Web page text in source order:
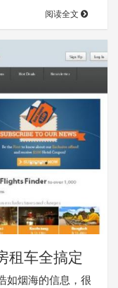
阅读全文
租车全搞定
如烟海的信息，很